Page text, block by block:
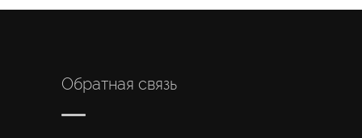
Обратная связь